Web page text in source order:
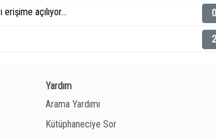
açılıyor...
Yardım
Arama Yardımı
Kütüphaneciye Sor